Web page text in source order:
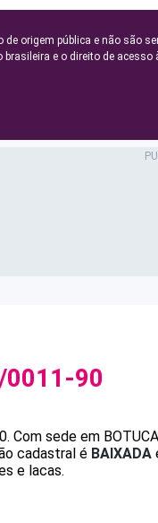
de origem pública e não são
brasileira e o direito de
90
. Com sede em
cadastral é BAIXADA
e lacas.